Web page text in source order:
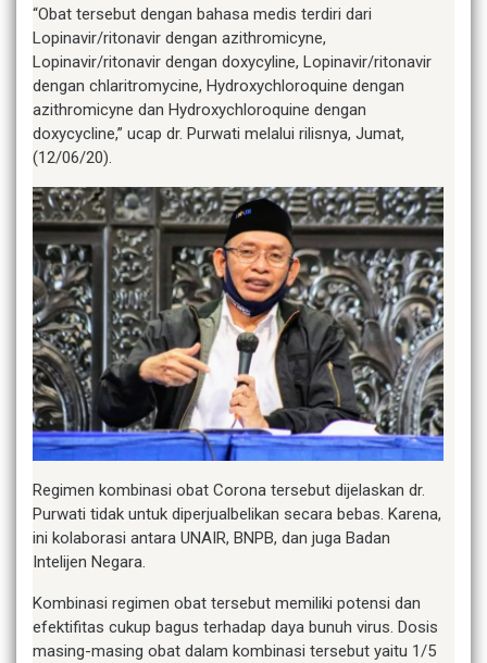
“Obat tersebut dengan bahasa medis terdiri dari
Lopinavir/ritonavir dengan azithromicyne,
Lopinavir/ritonavir dengan doxycyline, Lopinavir/ritonavir
dengan chlaritromycine, Hydroxychloroquine dengan
azithromicyne dan Hydroxychloroquine dengan
doxycycline,” ucap dr. Purwati melalui rilisnya, Jumat,
(12/06/20).
Regimen kombinasi obat Corona tersebut dijelaskan dr.
Purwati tidak untuk diperjualbelikan secara bebas. Karena,
ini kolaborasi antara UNAIR, BNPB, dan juga Badan
Intelijen Negara.
Kombinasi regimen obat tersebut memiliki potensi dan
efektifitas cukup bagus terhadap daya bunuh virus. Dosis
masing-masing obat dalam kombinasi tersebut yaitu 1/5